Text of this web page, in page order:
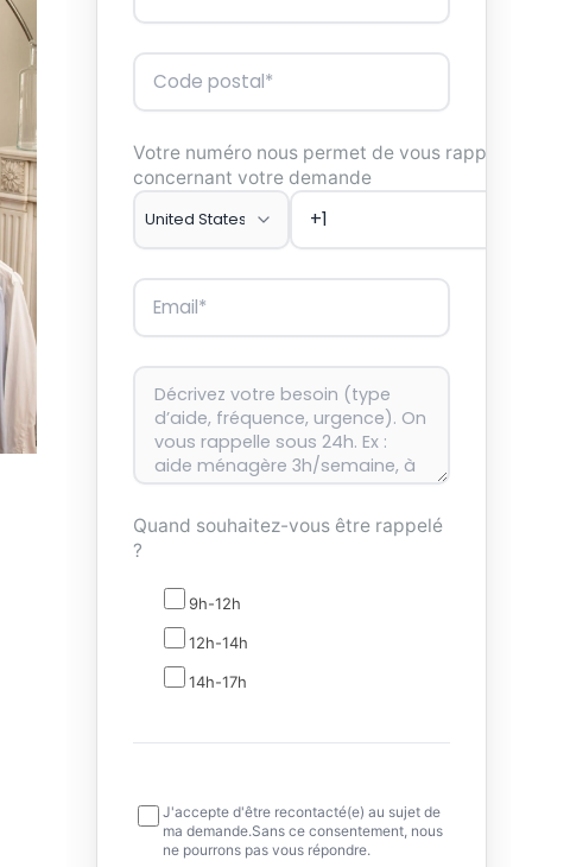
Votre numéro nous permet de vous rappeler
concernant votre demande
Quand souhaitez-vous être rappelé
?
9h-12h
12h-14h
14h-17h
J'accepte d'être recontacté(e) au sujet de
ma demande.Sans ce consentement, nous
ne pourrons pas vous répondre.